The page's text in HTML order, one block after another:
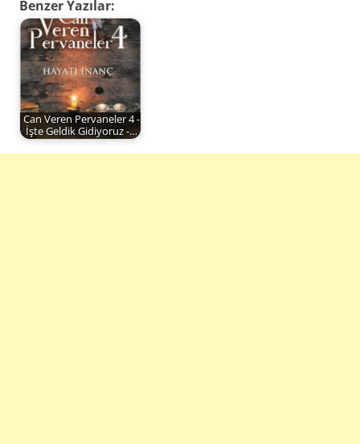
Benzer Yazılar:
Can Veren Pervaneler 4 -
İşte Geldik Gidiyoruz -…